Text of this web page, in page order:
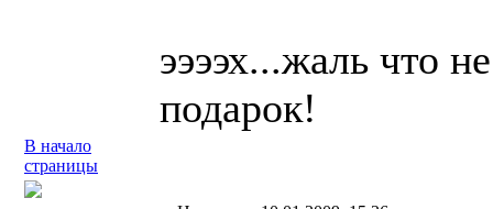
ээээх...жаль что
подарок!
В начало
страницы